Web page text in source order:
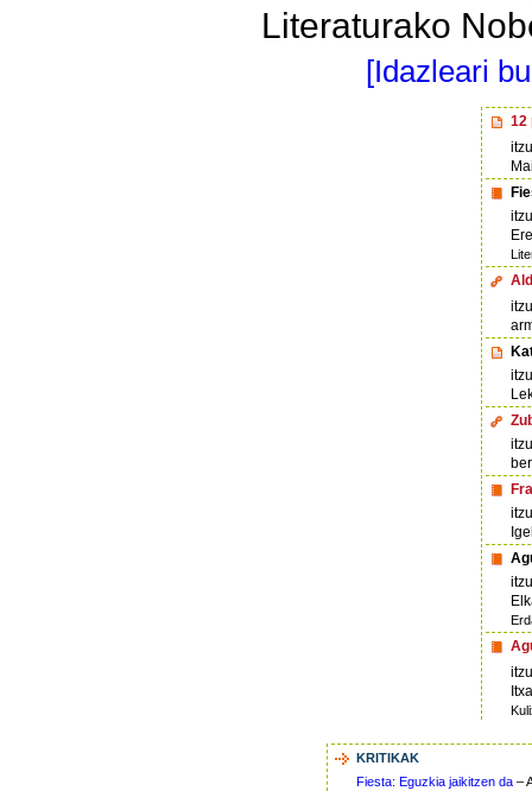
Literaturako
[Idazleari
12
KRITIKAK
Fiesta: Eguzkia jaikitzen da –